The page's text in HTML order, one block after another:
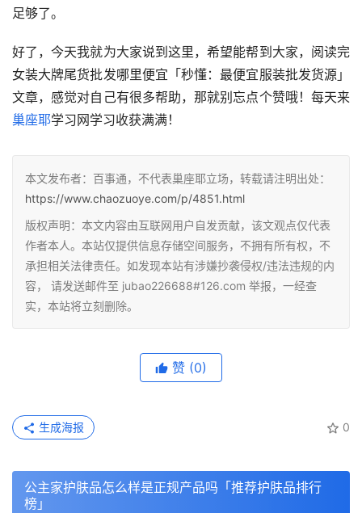
足够了。
好了，今天我就为大家说到这里，希望能帮到大家，阅读完
女装大牌尾货批发哪里便宜「秒懂：最便宜服装批发货源」
文章，感觉对自己有很多帮助，那就别忘点个赞哦！每天来
巢座耶学习网学习收获满满！
本文发布者：百事通，不代表巢座耶立场，转载请注明出处：
https://www.chaozuoye.com/p/4851.html
版权声明：本文内容由互联网用户自发贡献，该文观点仅代表
作者本人。本站仅提供信息存储空间服务，不拥有所有权，不
承担相关法律责任。如发现本站有涉嫌抄袭侵权/违法违规的内
容， 请发送邮件至 jubao226688#126.com 举报，一经查
实，本站将立刻删除。
赞 (0)
0
生成海报
公主家护肤品怎么样是正规产品吗「推荐护肤品排行
榜」